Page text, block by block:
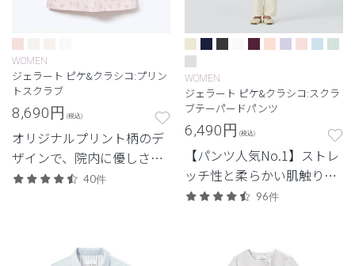
WOMEN
ジェラート ピケ&クラシコ:プリン
トスクラブ
8,690円 (税込)
オリジナルプリント柄のデ
ザインで、院内に優しさと
安心感を
40件
WOMEN
ジェラート ピケ&クラシコ:スクラ
ブテーパードパンツ
6,490円 (税込)
【パンツ人気No.1】ストレ
ッチ性と柔らかい肌触り、
毎日履きたくなる1本。
96件